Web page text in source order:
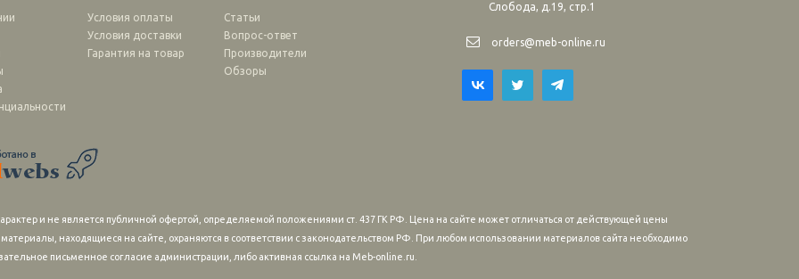
Условия оплаты
Условия доставки
Гарантия на товар
Статьи
Вопрос-ответ
Производители
Обзоры
Слобода, д.19, стр.1
orders@meb-online.ru
и не является публичной офертой, определяемой положениями ст. 437 ГК РФ. Цена на сайте может отличаться от действующей цены
находящиеся на сайте, охраняются в соответствии с законодательством РФ. При любом использовании материалов сайта необходимо
письменное согласие администрации, либо активная ссылка на Meb-online.ru.